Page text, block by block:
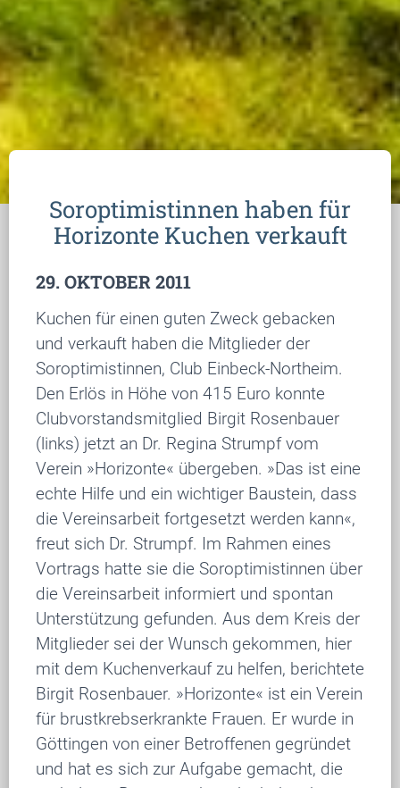
Soroptimistinnen haben für
Horizonte Kuchen verkauft
29. OKTOBER 2011
Kuchen für einen guten Zweck gebacken
und verkauft haben die Mitglieder der
Soroptimistinnen, Club Einbeck-Northeim.
Den Erlös in Höhe von 415 Euro konnte
Clubvorstandsmitglied Birgit Rosenbauer
(links) jetzt an Dr. Regina Strumpf vom
Verein »Horizonte« übergeben. »Das ist eine
echte Hilfe und ein wichtiger Baustein, dass
die Vereinsarbeit fortgesetzt werden kann«,
freut sich Dr. Strumpf. Im Rahmen eines
Vortrags hatte sie die Soroptimistinnen über
die Vereinsarbeit informiert und spontan
Unterstützung gefunden. Aus dem Kreis der
Mitglieder sei der Wunsch gekommen, hier
mit dem Kuchenverkauf zu helfen, berichtete
Birgit Rosenbauer. »Horizonte« ist ein Verein
für brustkrebserkrankte Frauen. Er wurde in
Göttingen von einer Betroffenen gegründet
und hat es sich zur Aufgabe gemacht, die